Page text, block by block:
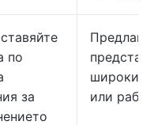
по
за
или